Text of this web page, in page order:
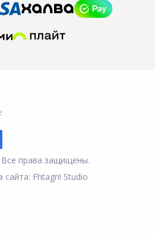
права защищены.
сайта: Fhtagn! Studio